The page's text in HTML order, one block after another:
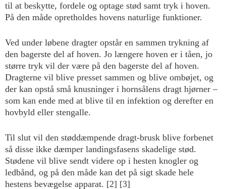
til at beskytte, fordele og optage stød samt tryk i hoven.
På den måde opretholdes hovens naturlige funktioner.
Ved under løbene dragter opstår en sammen trykning af
den bagerste del af hoven. Jo længere hoven er i tåen, jo
større tryk vil der være på den bagerste del af hoven.
Dragterne vil blive presset sammen og blive ombøjet, og
der kan opstå små knusninger i hornsålens dragt hjørner –
som kan ende med at blive til en infektion og derefter en
hovbyld eller stengalle.
Til slut vil den støddæmpende dragt-brusk blive forbenet
så disse ikke dæmper landingsfasens skadelige stød.
Stødene vil blive sendt videre op i hesten knogler og
ledbånd, og på den måde kan det på sigt skade hele
hestens bevægelse apparat. [2] [3]